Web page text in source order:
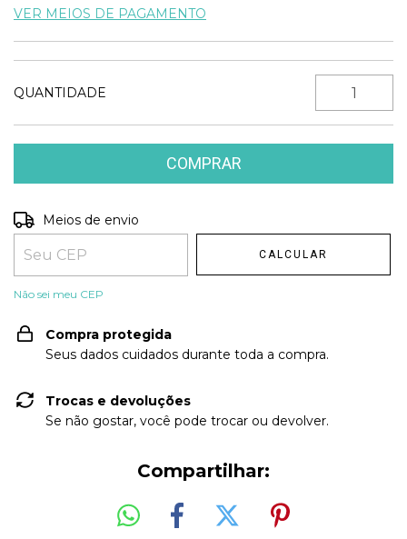
VER MEIOS DE PAGAMENTO
QUANTIDADE
Entregas para o CEP:
Meios de envio
CALCULAR
Não sei meu CEP
Compra protegida
Seus dados cuidados durante toda a compra.
Trocas e devoluções
Se não gostar, você pode trocar ou devolver.
Compartilhar: